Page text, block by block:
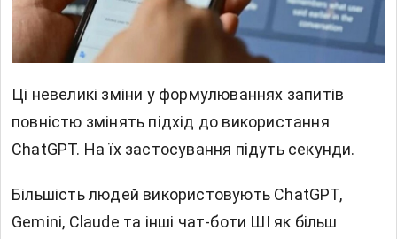
Ці невеликі зміни у формулюваннях запитів
повністю змінять підхід до використання
ChatGPT. На їх застосування підуть секунди.
Більшість людей використовують ChatGPT,
Gemini, Claude та інші чат-боти ШІ як більш